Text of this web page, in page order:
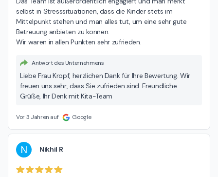
selbst in Stresssituationen, dass die Kinder stets im
Mittelpunkt stehen und man alles tut, um eine sehr gute
Betreuung anbieten zu können.
Wir waren in allen Punkten sehr zufrieden.
Antwort des Unternehmens
Liebe Frau Kropf, herzlichen Dank für Ihre Bewertung. Wir
freuen uns sehr, dass Sie zufrieden sind. Freundliche
Grüße, Ihr Denk mit Kita-Team
Vor 3 Jahren auf Google
N Nikhil R